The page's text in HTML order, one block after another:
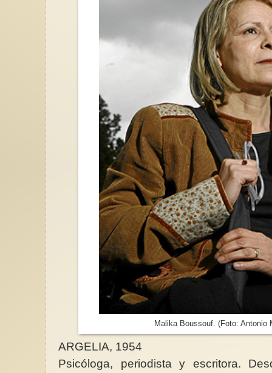
Malika Boussouf. (Foto: Antonio
ARGELIA, 1954
Psicóloga, periodista y escritora.